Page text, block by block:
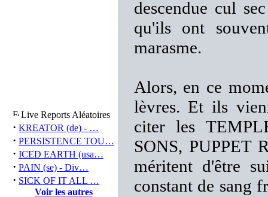
Live Reports Aléatoires
· KREATOR (de) - …
· PERSISTENCE TOU…
· ICED EARTH (usa…
· PAIN (se) - Div…
· SICK OF IT ALL …
Voir les autres
descendue cul
qu'ils ont
marasme.
Alors, en ce
lèvres. Et ils
citer les
SONS, PUPPET
méritent d'être
constant de sang